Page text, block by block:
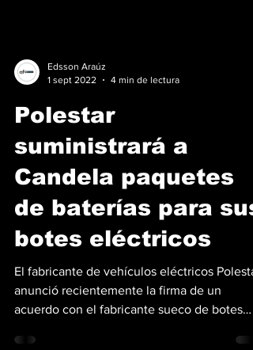
Edsson Araúz
1 sept 2022
4 min de lectura
Polestar
suministrará a
Candela paquetes
de baterías para sus
botes eléctricos
El fabricante de vehículos eléctricos